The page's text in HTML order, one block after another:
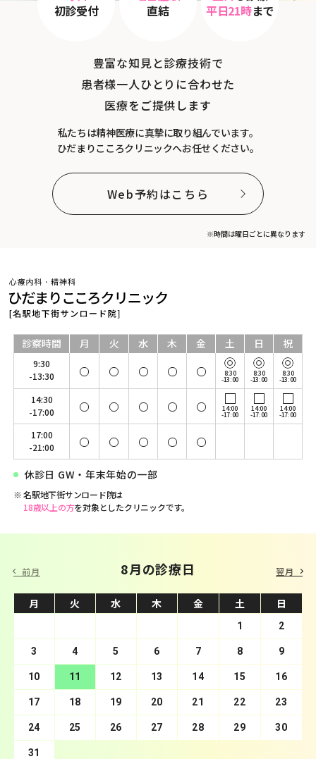
初診受付
直結
平日21時まで
豊富な知見と診療技術で
患者様一人ひとりに合わせた
医療をご提供します
私たちは精神医療に真摯に取り組んでいます。
ひだまりこころクリニックへお任せください。
Web予約はこちら
※時間は曜日ごとに異なります
診察時間 月 火 水 木 金 土 日 祝
9:30
-13:30
8:30
-13:00
8:30
-13:00
8:30
-13:00
14:30
-17:00
14:00
-17:00
14:00
-17:00
14:00
-17:00
17:00
-21:00
休診日 GW・年末年始の一部
名駅地下街サンロード院は
18歳以上の方を対象としたクリニックです。
前月 8月の診療日
月 火 水 木 金 土 日
1 2
3 4 5 6 7 8 9
10 11 12 13 14 15 16
17 18 19 20 21 22 23
24 25 26 27 28 29 30
31
9 月の診療日
月 火 水 木 金 土 日
5 6
7 8 9 10 11 12 13
14 15 16 17 18 19 20
21 22 23 24 25 26 27
28 29 30
翌月